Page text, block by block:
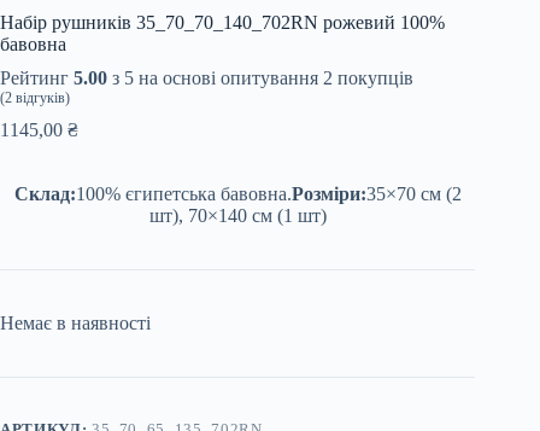
Набір рушників 35_70_70_140_702RN рожевий 100%
бавовна
Рейтинг 5.00 з 5 на основі опитування 2 покупців
(2 відгуків)
1145,00 ₴
Склад:100% єгипетська бавовна.Розміри:35×70 см (2
шт), 70×140 см (1 шт)
Немає в наявності